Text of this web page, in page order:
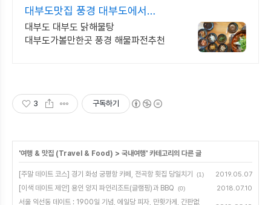
대부도맛집 풍경 대부도에서
맛보는 닭해물탕!
대부도 대부도 닭해물탕
대부도가볼만한곳 풍경 해물파전추천
3 구독하기
'여행 & 맛집 (Travel & Food) > 국내여행' 카테고리의 다른 글
[주말 데이트 코스] 경기 화성 궁평항 카페, 전곡항 횟집 당일치기 (1) 2019.05.07
[이색 데이트 제안] 용인 양지 파인리조트(글램핑)과 BBQ (0) 2018.07.10
서울 익선동 데이트 : 1900일 기념, 에일당 피자, 만홧가게, 간판없